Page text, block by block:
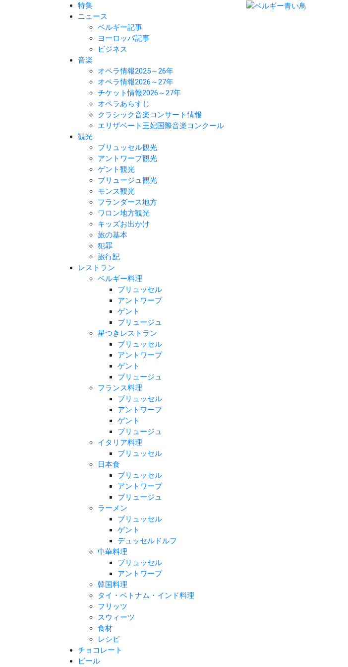
特集
ニュース
ベルギー記事
ヨーロッパ記事
ビジネス
音楽
オペラ情報2025～26年
オペラ情報2026～27年
チケット情報2026～27年
オペラあらすじ
クラシック音楽コンサート情報
エリザベート王妃国際音楽コンクール
観光
ブリュッセル観光
アントワープ観光
ゲント観光
ブリュージュ観光
モンス観光
フランダース地方
ワロン地方観光
キッズお出かけ
旅の基本
犯罪
旅行記
レストラン
ベルギー料理
ブリュッセル
アントワープ
ゲント
ブリュージュ
星つきレストラン
ブリュッセル
アントワープ
ゲント
ブリュージュ
フランス料理
ブリュッセル
アントワープ
ゲント
ブリュージュ
イタリア料理
ブリュッセル
日本食
ブリュッセル
アントワープ
ブリュージュ
ラーメン
ブリュッセル
ゲント
デュッセルドルフ
中華料理
ブリュッセル
アントワープ
韓国料理
タイ・ベトナム・インド料理
フリッツ
スウィーツ
食材
レシピ
チョコレート
ビール